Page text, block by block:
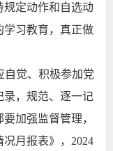
规定动作和自选动
学习教育，真正做
自觉、积极参加党
录，规范、逐一记
加强监督管理，
月报表》， 2024